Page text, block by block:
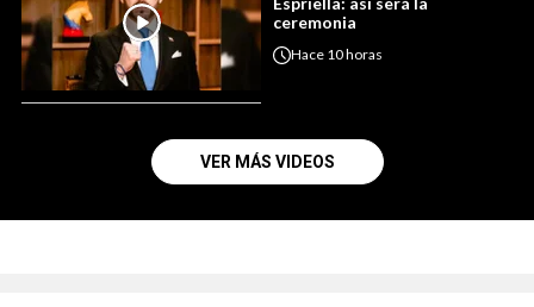
ceremonia
Hace 10 horas
VER MÁS VIDEOS